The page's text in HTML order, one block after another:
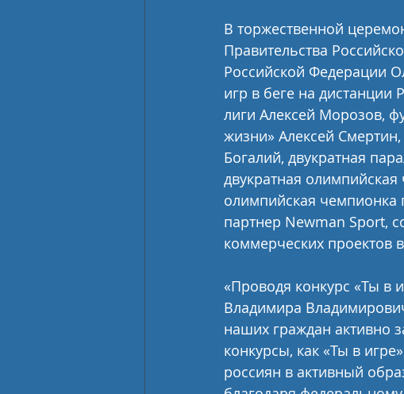
В торжественной
Правительства
Российской Федерации
игр в беге на дистанции
лиги Алексей Морозов,
жизни» Алексей
Богалий, двукратная
двукратная
олимпийская
партнер Newman Sport,
коммерческих проектов
«Проводя конкурс «Ты в
Владимира
наших граждан активно
конкурсы, как «Ты в
россиян в активный